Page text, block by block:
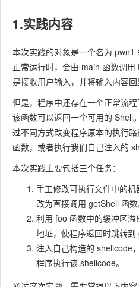
1.实践内容
本次实践的对象是一个名为 pwn1
正常运行时，会由 main 函数调用
是接收用户输入，并将输入内容回
但是，程序中还存在一个正常流
该函数可以返回一个可用的 Shell
过不同方式改变程序原本的执行
函数，或者执行我们自己注入的
本次实践主要包括三个任务：
手工修改可执行文件中的
改为直接调用 getShell 函数
利用 foo 函数中的缓冲区
地址，使程序返回时跳转到
注入自己构造的 shellcode
程序执行该 shellcode。